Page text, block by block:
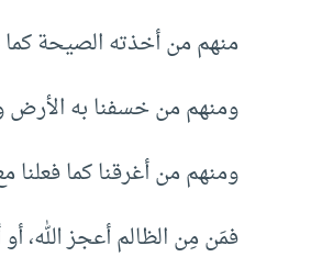
منهم من أخذته الصيحة
ومنهم من خسفنا به الأرض
ومنهم من أغرقنا كما فعلنا
فمَن مِن الظالم أعجز الله،